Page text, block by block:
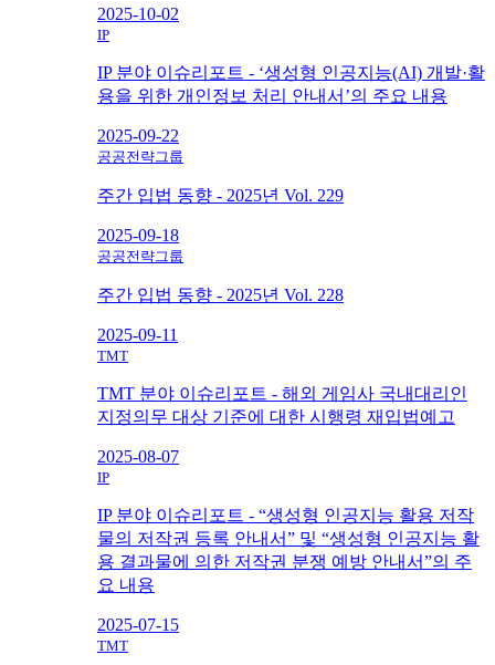
2025-10-02
IP
IP 분야 이슈리포트 - ‘생성형 인공지능(AI) 개발·활
용을 위한 개인정보 처리 안내서’의 주요 내용
2025-09-22
공공전략그룹
주간 입법 동향 - 2025년 Vol. 229
2025-09-18
공공전략그룹
주간 입법 동향 - 2025년 Vol. 228
2025-09-11
TMT
TMT 분야 이슈리포트 - 해외 게임사 국내대리인
지정의무 대상 기준에 대한 시행령 재입법예고
2025-08-07
IP
IP 분야 이슈리포트 - “생성형 인공지능 활용 저작
물의 저작권 등록 안내서” 및 “생성형 인공지능 활
용 결과물에 의한 저작권 분쟁 예방 안내서”의 주
요 내용
2025-07-15
TMT